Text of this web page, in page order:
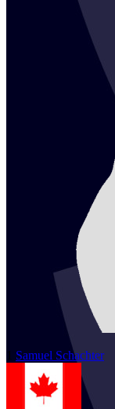
1 Samuel Schachter